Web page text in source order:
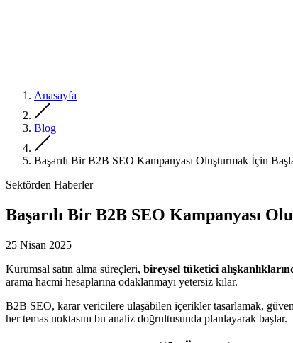
Anasayfa
Blog
Başarılı Bir B2B SEO Kampanyası Oluşturmak İçin
Sektörden Haberler
Başarılı Bir B2B SEO Kampanyası
25 Nisan 2025
Kurumsal satın alma süreçleri, bireysel tüketici
arama hacmi hesaplarına odaklanmayı yetersiz kılar.
B2B SEO, karar vericilere ulaşabilen içerikler tasarlamak,
her temas noktasını bu analiz doğrultusunda planlayarak başlar.